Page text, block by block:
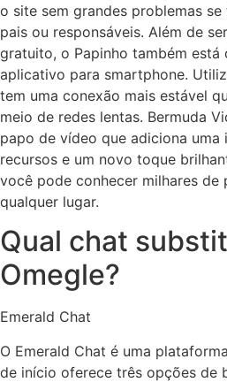
o site sem grandes problemas
pais ou responsáveis. Além de
gratuito, o Papinho também está
aplicativo para smartphone.
tem uma conexão mais estável
meio de redes lentas. Bermuda
papo de vídeo que adiciona uma
recursos e um novo toque
você pode conhecer milhares de
qualquer lugar.
Qual chat
Omegle?
Emerald Chat
O Emerald Chat é uma
de início oferece três opções de